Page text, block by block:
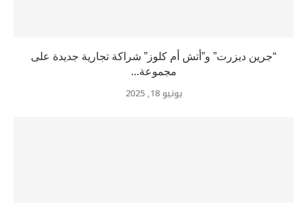
“جرين ديزرت” و”أتش أم كلوز” شراكة تجارية جديدة على
مجموعة...
يونيو 18, 2025